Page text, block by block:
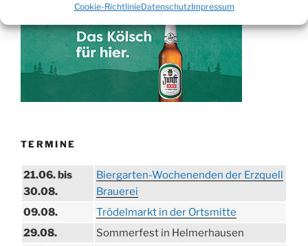
Cookie-RichtlinieDatenschutzImpressum
TERMINE
21.06. bis
30.08.
Biergarten-Wochenenden der Erzquell
Brauerei
09.08.
Trödelmarkt in der Ortsmitte
29.08.
Sommerfest in Helmerhausen